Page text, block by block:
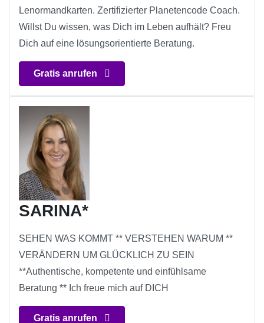
Lenormandkarten. Zertifizierter Planetencode Coach.
Willst Du wissen, was Dich im Leben aufhält? Freu
Dich auf eine lösungsorientierte Beratung.
Gratis anrufen
SARINA*
SEHEN WAS KOMMT ** VERSTEHEN WARUM **
VERÄNDERN UM GLÜCKLICH ZU SEIN
**Authentische, kompetente und einfühlsame
Beratung ** Ich freue mich auf DICH
Gratis anrufen